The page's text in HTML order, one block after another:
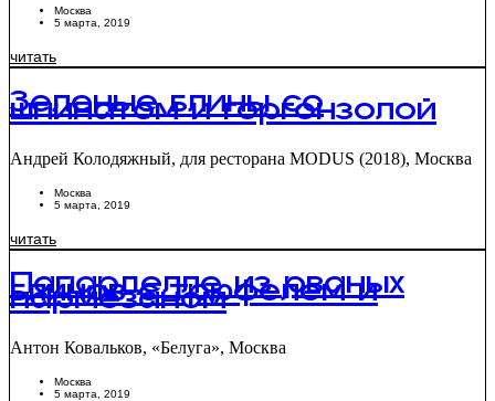
Москва
5 марта, 2019
читать
Зеленые блины со
шпинатом и горгонзолой
Андрей Колодяжный, для ресторана MODUS (2018), Москва
Москва
5 марта, 2019
читать
Папарделле из рваных
блинов с трюфелем и
пармезаном
Антон Ковальков, «Белуга», Москва
Москва
5 марта, 2019